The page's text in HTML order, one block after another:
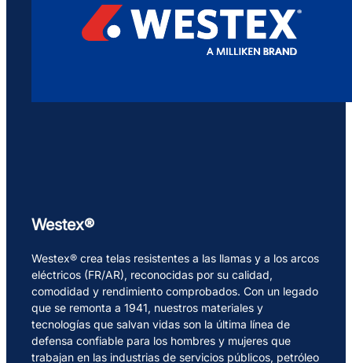
Westex®
Westex® crea telas resistentes a las llamas y a los arcos
eléctricos (FR/AR), reconocidas por su calidad,
comodidad y rendimiento comprobados. Con un legado
que se remonta a 1941, nuestros materiales y
tecnologías que salvan vidas son la última línea de
defensa confiable para los hombres y mujeres que
trabajan en las industrias de servicios públicos, petróleo